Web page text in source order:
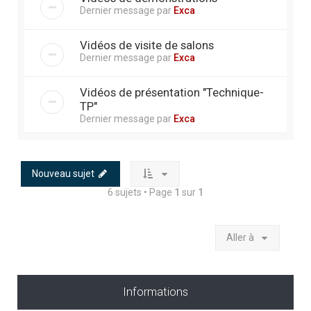
Dernier message par Exca
Vidéos de visite de salons
Dernier message par Exca
Vidéos de présentation "Technique-
TP"
Dernier message par Exca
Nouveau sujet
6 sujets • Page 1 sur 1
Aller à
Informations